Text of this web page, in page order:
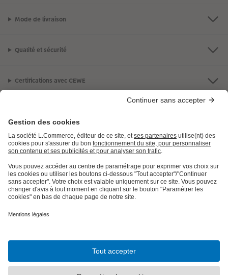
Mode de livraison
Qualité et sécurité
Certifications avec CEWE
E.LECLERC
AIDE ET INFORMATION
7j/7, de 9h à 22h (prix d’un appel local)